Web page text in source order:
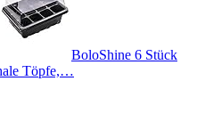
BoloShine 6 Stück
Töpfe,…